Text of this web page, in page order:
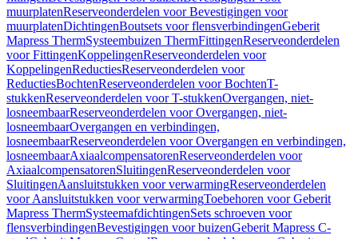
muurplatenReserveonderdelen voor Bevestigingen voor
muurplatenDichtingenBoutsets voor flensverbindingenGeberit
Mapress ThermSysteembuizen ThermFittingenReserveonderdelen
voor FittingenKoppelingenReserveonderdelen voor
KoppelingenReductiesReserveonderdelen voor
ReductiesBochtenReserveonderdelen voor BochtenT-
stukkenReserveonderdelen voor T-stukkenOvergangen, niet-
losneembaarReserveonderdelen voor Overgangen, niet-
losneembaarOvergangen en verbindingen,
losneembaarReserveonderdelen voor Overgangen en verbindingen,
losneembaarAxiaalcompensatorenReserveonderdelen voor
AxiaalcompensatorenSluitingenReserveonderdelen voor
SluitingenAansluitstukken voor verwarmingReserveonderdelen
voor Aansluitstukken voor verwarmingToebehoren voor Geberit
Mapress ThermSysteemafdichtingenSets schroeven voor
flensverbindingenBevestigingen voor buizenGeberit Mapress C-